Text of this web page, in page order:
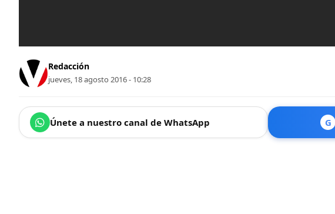
Redacción
jueves, 18 agosto 2016 - 10:28
Únete a nuestro canal de WhatsApp G